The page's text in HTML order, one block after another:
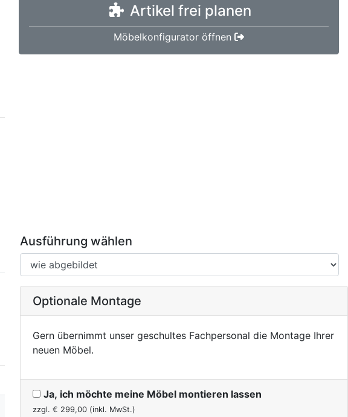
Artikel frei planen
Möbelkonfigurator öffnen
Ausführung wählen
Optionale Montage
Gern übernimmt unser geschultes Fachpersonal die Montage Ihrer
neuen Möbel.
Ja, ich möchte meine Möbel montieren lassen
zzgl. € 299,00 (inkl. MwSt.)